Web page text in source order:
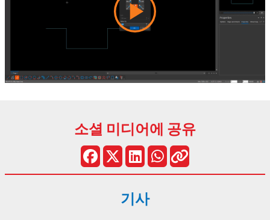
소셜 미디어에 공유
기사